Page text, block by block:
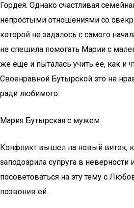
Гордея. Однако счастливая
непростыми отношениями со
которой не задалось с самого
не спешила помогать Марии с
же еще и пыталась учить ее, как и
Своенравной Бутырской это не
ради любимого.
Мария Бутырская с мужем
Конфликт вышел на новый виток,
заподозрила супруга в неверности
посоветоваться на эту тему с
позвонив ей.